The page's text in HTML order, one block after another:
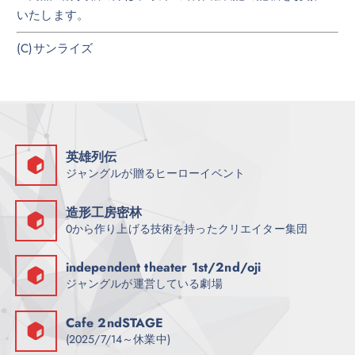
いたします。
(C)サンライズ
英雄列伝
ジャングルが贈るヒーローイベント
造形工房密林
0から作り上げる技術を持ったクリエイター集団
independent theater 1st/2nd/oji
ジャングルが運営している劇場
Cafe 2ndSTAGE
(2025/7/14～休業中)